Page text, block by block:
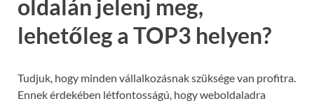
oldalán jelenj meg,
lehetőleg a TOP3 helyen?
Tudjuk, hogy minden vállalkozásnak szüksége van profitra.
Ennek érdekében létfontosságú, hogy weboldaladra